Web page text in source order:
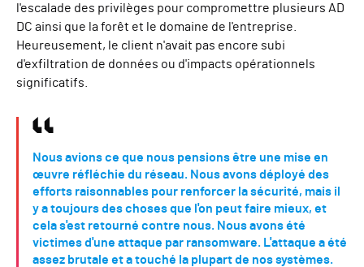
l'escalade des privilèges pour compromettre plusieurs AD
DC ainsi que la forêt et le domaine de l'entreprise.
Heureusement, le client n'avait pas encore subi
d'exfiltration de données ou d'impacts opérationnels
significatifs.
Nous avions ce que nous pensions être une mise en
œuvre réfléchie du réseau. Nous avons déployé des
efforts raisonnables pour renforcer la sécurité, mais il
y a toujours des choses que l'on peut faire mieux, et
cela s'est retourné contre nous. Nous avons été
victimes d'une attaque par ransomware. L'attaque a été
assez brutale et a touché la plupart de nos systèmes.